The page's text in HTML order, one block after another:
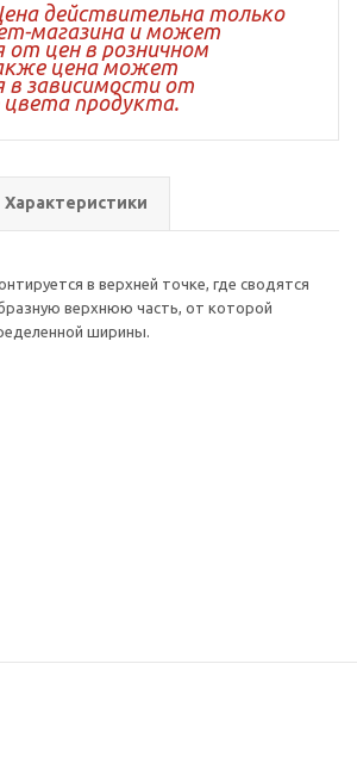
действительна только
магазина и может
от цен в розничном
цена может
в зависимости от
цвета продукта.
Характеристики
в верхней точке, где сводятся
верхнюю часть, от которой
ширины.